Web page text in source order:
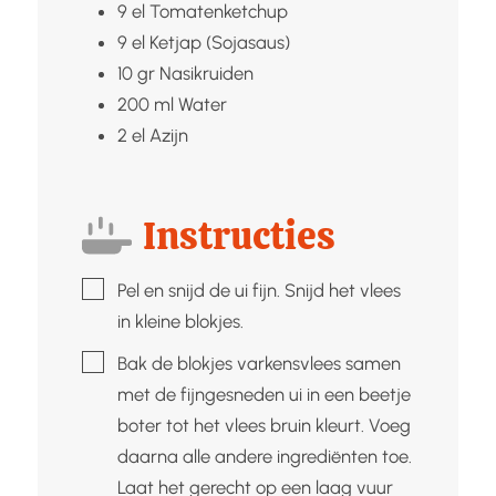
9 el Tomatenketchup
9 el Ketjap (Sojasaus)
10 gr Nasikruiden
200 ml Water
2 el Azijn
Instructies
▢Pel en snijd de ui fijn. Snijd het vlees
in kleine blokjes.
▢Bak de blokjes varkensvlees samen
met de fijngesneden ui in een beetje
boter tot het vlees bruin kleurt. Voeg
daarna alle andere ingrediënten toe.
Laat het gerecht op een laag vuur